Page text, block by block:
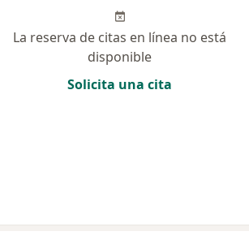
La reserva de citas en línea no está
disponible
Solicita una cita